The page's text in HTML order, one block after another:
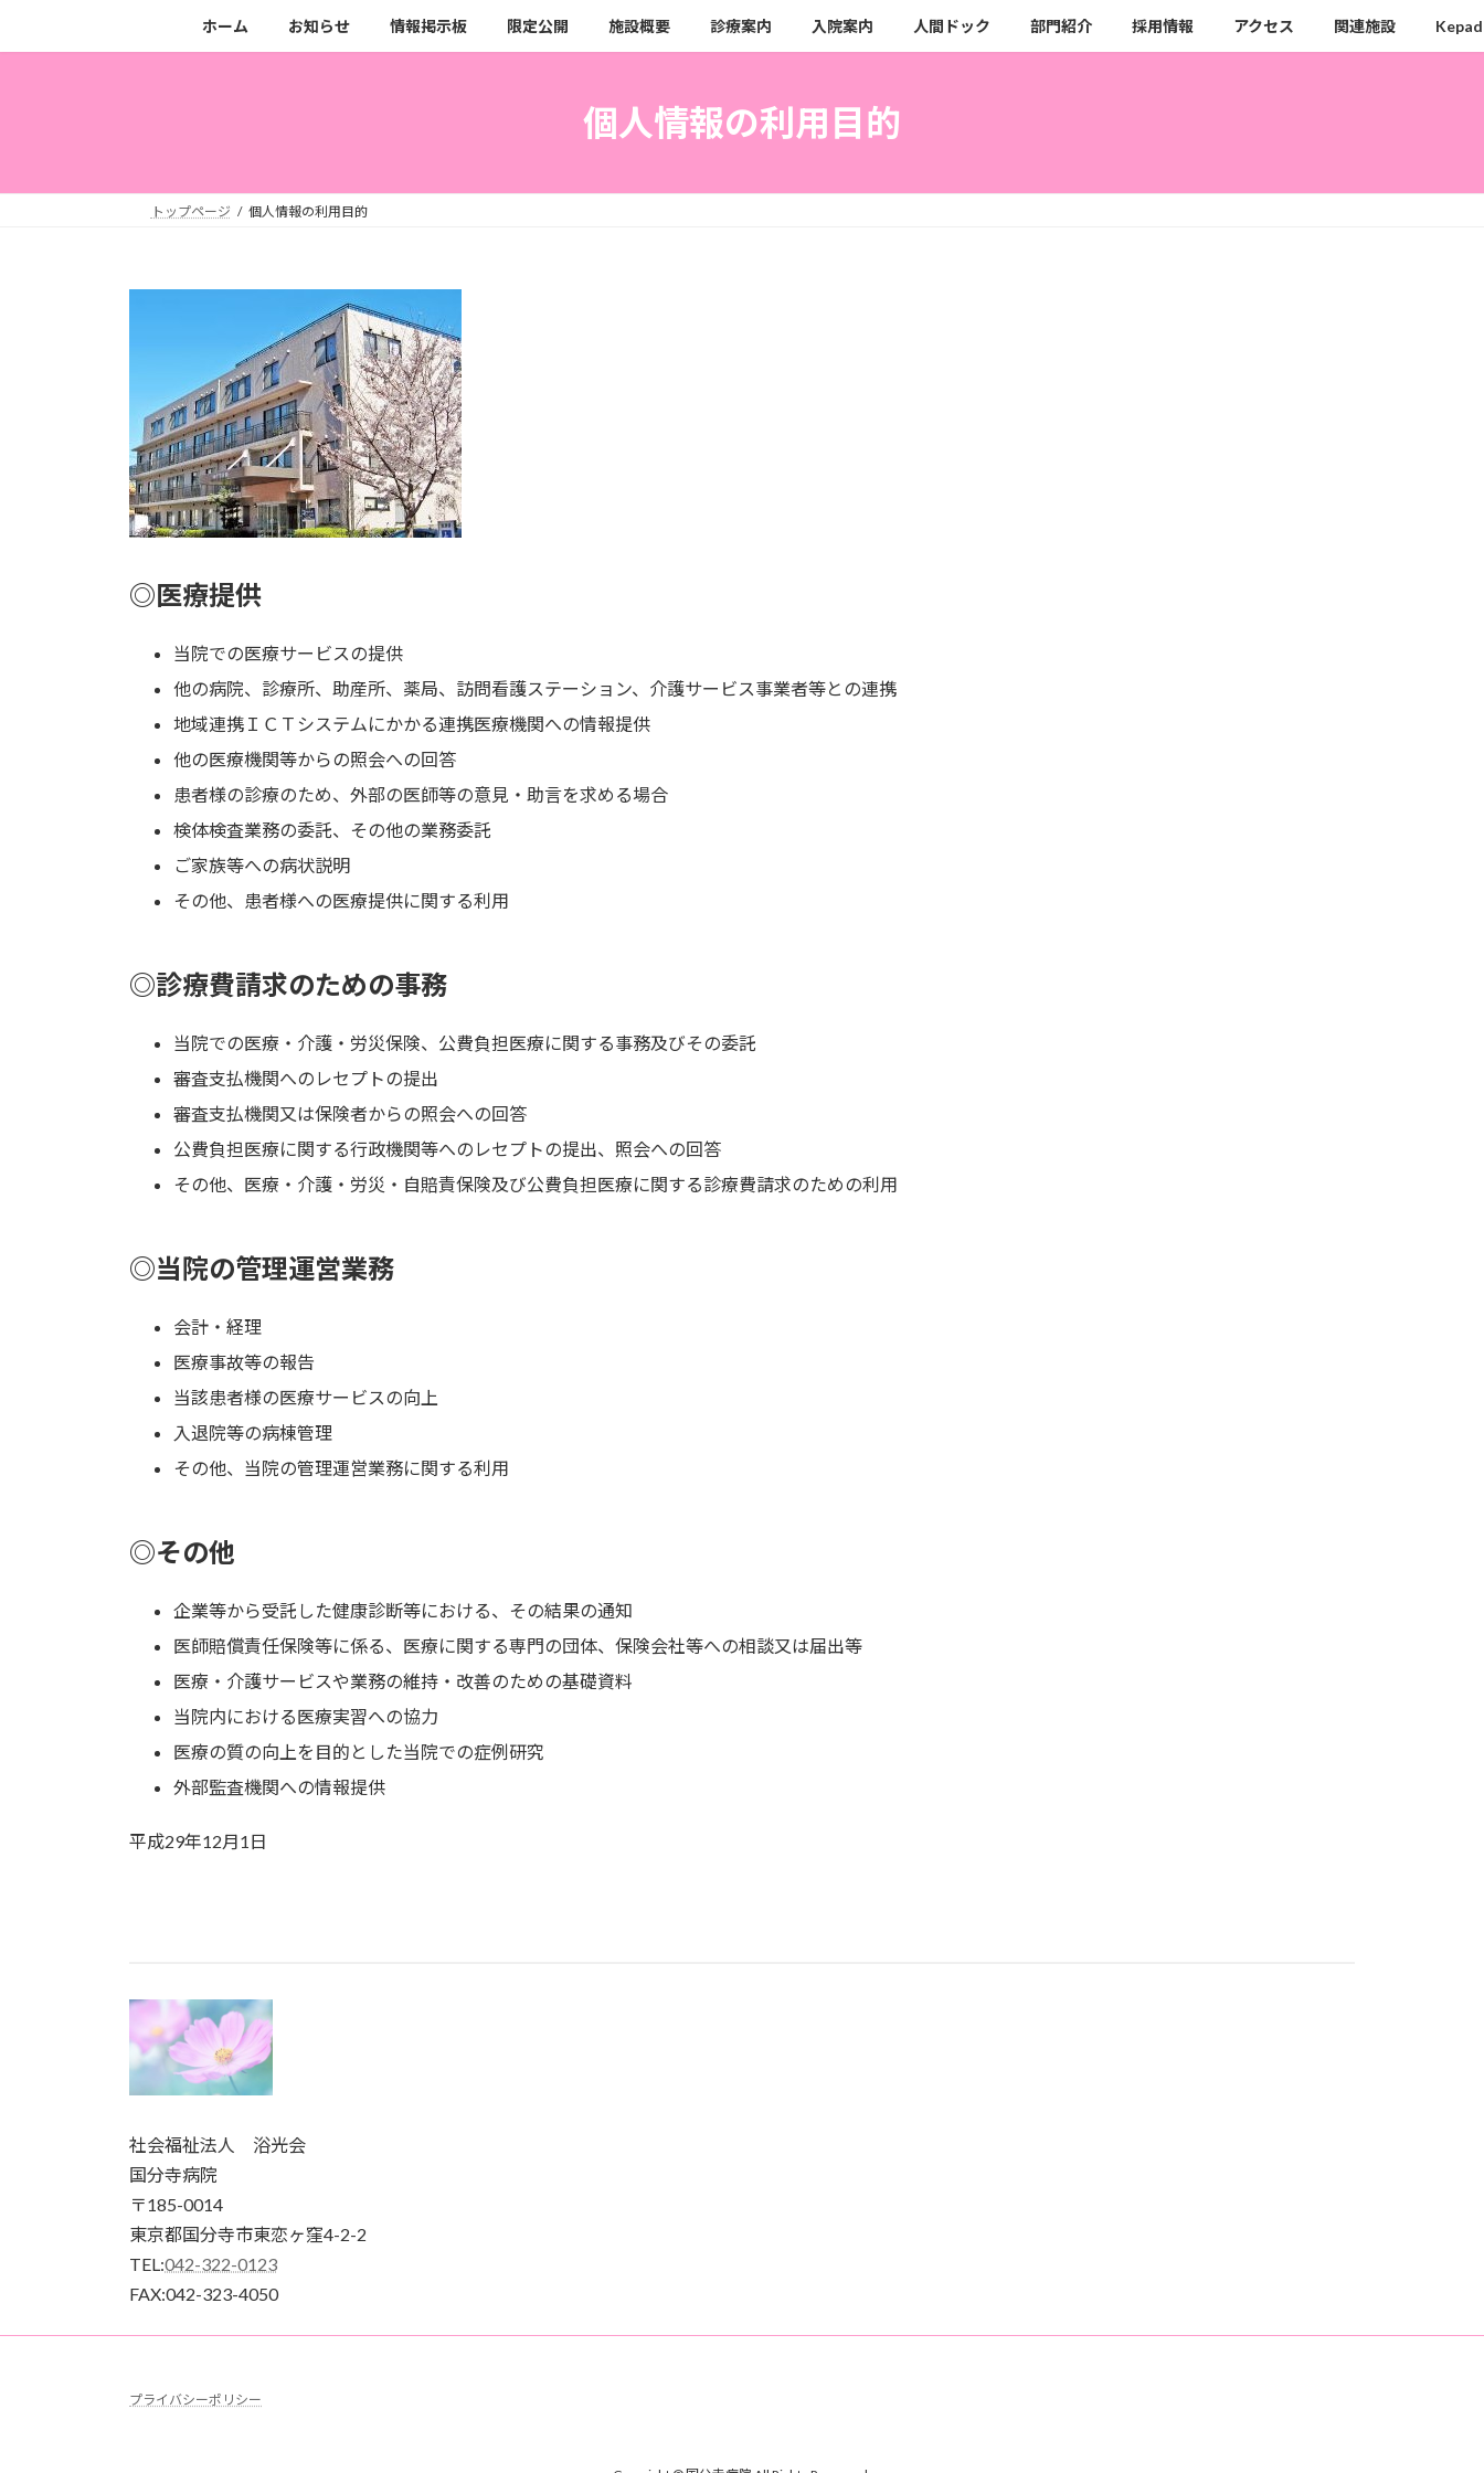
キ
に
ホーム お知らせ 情報掲示板 限定公開 施設概要 診療案内 入院案内 人間ドック 部門紹介 採用情報 アクセス 関連施設
個人情報の利用目的
トップページ 個人情報の利用目的
◎医療提供
当院での医療サービスの提供
他の病院、診療所、助産所、薬局、訪問看護ステーション、介護サービス事業者等との連携
地域連携ＩＣＴシステムにかかる連携医療機関への情報提供
他の医療機関等からの照会への回答
患者様の診療のため、外部の医師等の意見・助言を求める場合
検体検査業務の委託、その他の業務委託
ご家族等への病状説明
その他、患者様への医療提供に関する利用
◎診療費請求のための事務
当院での医療・介護・労災保険、公費負担医療に関する事務及びその委託
審査支払機関へのレセプトの提出
審査支払機関又は保険者からの照会への回答
公費負担医療に関する行政機関等へのレセプトの提出、照会への回答
その他、医療・介護・労災・自賠責保険及び公費負担医療に関する診療費請求のための利用
◎当院の管理運営業務
会計・経理
医療事故等の報告
当該患者様の医療サービスの向上
入退院等の病棟管理
その他、当院の管理運営業務に関する利用
◎その他
企業等から受託した健康診断等における、その結果の通知
医師賠償責任保険等に係る、医療に関する専門の団体、保険会社等への相談又は届出等
医療・介護サービスや業務の維持・改善のための基礎資料
当院内における医療実習への協力
医療の質の向上を目的とした当院での症例研究
外部監査機関への情報提供
平成29年12月1日
社会福祉法人 浴光会
国分寺病院
〒185-0014
東京都国分寺市東恋ヶ窪4-2-2
TEL:042-322-0123
FAX:042-323-4050
プライバシーポリシー